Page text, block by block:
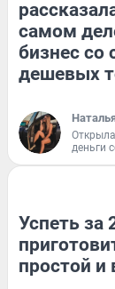
самом
бизнес со
дешевых
деньги
Успеть за
простой